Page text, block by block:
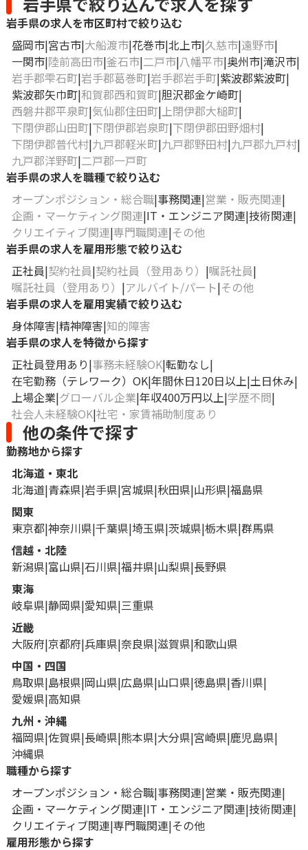
岩手県の求人を市区町村で絞り込む
盛岡市 宮古市 大船渡市 花巻市 北上市 久慈市 遠野市
一関市 陸前高田市 釜石市 二戸市 八幡平市 奥州市 滝沢市
岩手郡雫石町 岩手郡葛巻町 岩手郡岩手町 紫波郡紫波町
紫波郡矢巾町 和賀郡西和賀町 胆沢郡金ケ崎町
西磐井郡平泉町 気仙郡住田町 上閉伊郡大槌町
下閉伊郡山田町 下閉伊郡岩泉町 下閉伊郡田野畑村
下閉伊郡普代村 九戸郡軽米町 九戸郡野田村 九戸郡九戸村
九戸郡洋野町 二戸郡一戸町
岩手県の求人を職種で絞り込む
オープンポジション・総合職 事務関連 営業・販売関連
企画・マーケティング関連 IT・エンジニア関連 技術関連
クリエイティブ関連 専門職関連 その他
岩手県の求人を雇用形態で絞り込む
正社員 契約社員 契約社員（登用あり）
嘱託社員
嘱託社員（登用あり）
アルバイト/パート その他
岩手県の求人を雇用実績で絞り込む
身体障害 精神障害 知的障害
岩手県の求人を特徴から探す
正社員登用あり 事務未経験OK 転勤なし
在宅勤務（テレワーク）OK 年間休日120日以上 土日休み
上場企業 グローバル企業 年収400万円以上 学歴不問
社会人未経験OK 社宅・家賃補助制度あり
他の条件で探す
勤務地から探す
北海道・東北
北海道 青森県 岩手県 宮城県 秋田県 山形県 福島県
関東
東京都 神奈川県 千葉県 埼玉県 茨城県 栃木県 群馬県
信越・北陸
新潟県 富山県 石川県 福井県 山梨県 長野県
東海
岐阜県 静岡県 愛知県 三重県
近畿
大阪府 京都府 兵庫県 奈良県 滋賀県 和歌山県
中国・四国
鳥取県 島根県 岡山県 広島県 山口県 徳島県 香川県
愛媛県 高知県
九州・沖縄
福岡県 佐賀県 長崎県 熊本県 大分県 宮崎県 鹿児島県
沖縄県
職種から探す
オープンポジション・総合職 事務関連 営業・販売関連
企画・マーケティング関連 IT・エンジニア関連 技術関連
クリエイティブ関連 専門職関連 その他
雇用形態から探す